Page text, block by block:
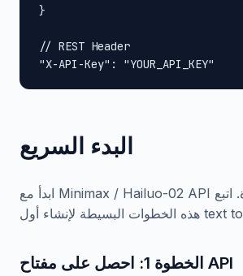
}
// REST Header
"X-API-Key": "YOUR_API_KEY"
البدء السريع
ابدأ مع Minimax / Hailuo-02 API في دقائق معدودة. اتبع
الخطوة 1: احصل على مفتاح API